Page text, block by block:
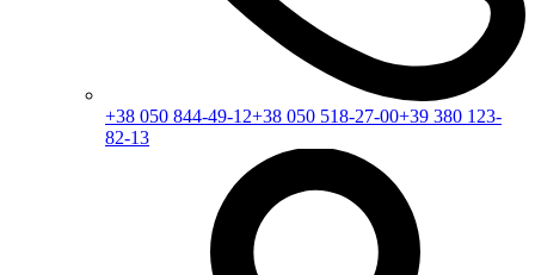
+38 050 844-49-12+38 050 518-27-00+39 380 123-
82-13